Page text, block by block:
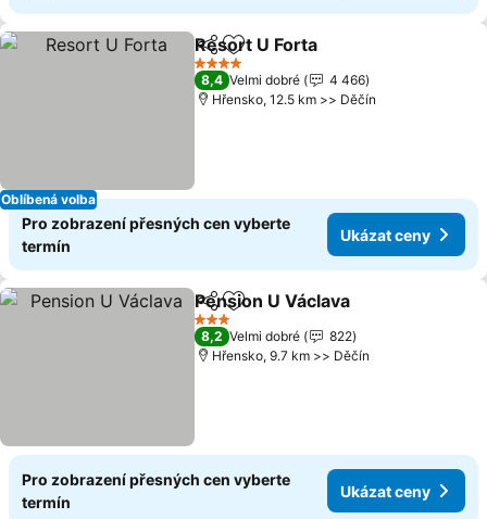
Oblíbená volba
SdíletPřidat na seznam oblíbených
Resort U Forta
4 Počet hvězdiček
8,4 Velmi dobré
4 466
Hřensko, 12.5 km >> Děčín
Pro zobrazení přesných cen vyberte
termín
Ukázat ceny
SdíletPřidat na seznam oblíbených
Pension U Václava
3 Počet hvězdiček
8,2 Velmi dobré
822
Hřensko, 9.7 km >> Děčín
Pro zobrazení přesných cen vyberte
termín
Ukázat ceny